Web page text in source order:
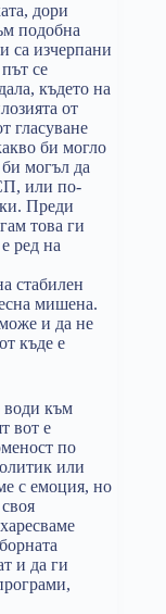
дори
подобна
са изчерпани
се
където на
от
гласуване
би могло
могъл да
или по-
Преди
това ги
ред на
стабилен
мишена.
и да не
къде е
води към
вот е
по
или
с емоция, но
и да ги